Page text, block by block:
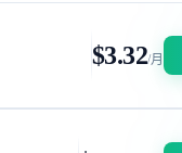
$3.32/月